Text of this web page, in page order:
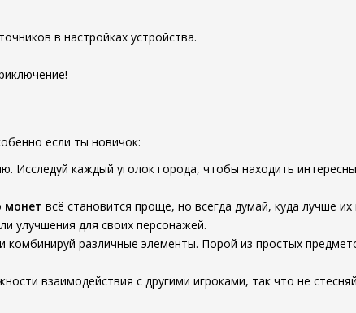
в настройках устройства.
если ты новичок:
Исследуй каждый уголок города, чтобы находить
монет всё становится проще, но всегда думай, куда лучше их
улучшения для своих персонажей.
комбинируй различные элементы. Порой из простых
взаимодействия с другими игроками, так что не